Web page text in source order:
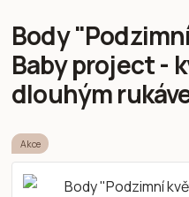
Body
Baby project -
dlouhým
Akce